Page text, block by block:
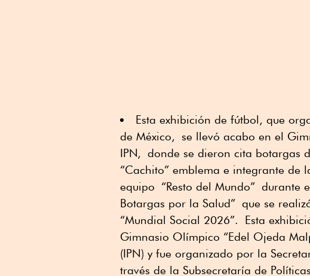
Esta exhibición de fútbol, que
de México, se llevó acabo en el
IPN, donde se dieron cita botargas
“Cachito” emblema e integrante
equipo “Resto del Mundo” durante
Botargas por la Salud” que se
“Mundial Social 2026”. Esta
Gimnasio Olímpico “Edel Ojeda
(IPN) y fue organizado por la
través de la Subsecretaría de